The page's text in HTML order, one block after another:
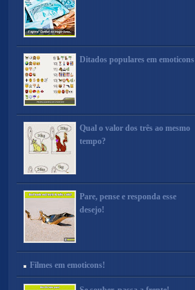
Ditados populares em emoticons
Qual o valor dos três ao mesmo
tempo?
Pare, pense e responda esse
desejo!
Filmes em emoticons!